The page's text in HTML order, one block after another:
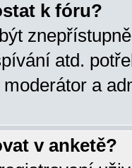
k fóru?
atd.
a
v anketě?